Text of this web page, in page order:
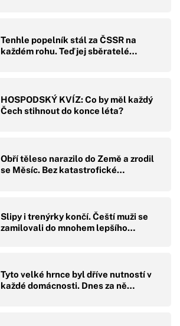
Tenhle popelník stál za ČSSR na
každém rohu. Teď jej sběratelé…
HOSPODSKÝ KVÍZ: Co by měl každý
Čech stihnout do konce léta?
Obří těleso narazilo do Země a zrodil
se Měsíc. Bez katastrofické…
Slipy i trenýrky končí. Čeští muži se
zamilovali do mnohem lepšího…
Tyto velké hrnce byl dříve nutností v
každé domácnosti. Dnes za ně…